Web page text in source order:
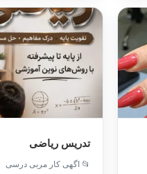
تدریس ریاضی
📂 اگهی کار مربی درسی